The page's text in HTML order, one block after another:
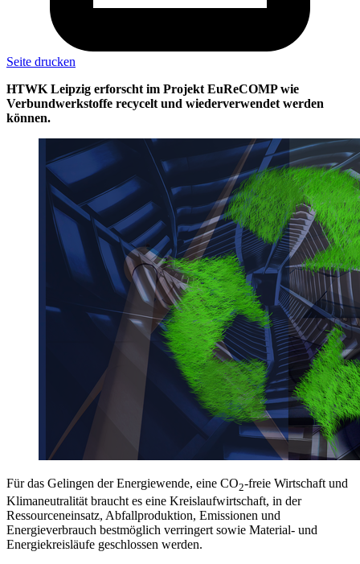
Seite drucken
HTWK Leipzig erforscht im Projekt EuReCOMP wie
Verbundwerkstoffe recycelt und wiederverwendet werden
können.
Für das Gelingen der Energiewende, eine CO2-freie Wirtschaft und
Klimaneutralität braucht es eine Kreislaufwirtschaft, in der
Ressourceneinsatz, Abfallproduktion, Emissionen und
Energieverbrauch bestmöglich verringert sowie Material- und
Energiekreisläufe geschlossen werden.